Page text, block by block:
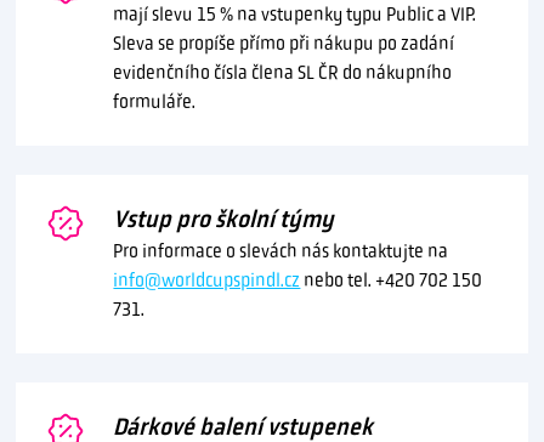
mají slevu 15 % na vstupenky typu Public a VIP.
Sleva se propíše přímo při nákupu po zadání
evidenčního čísla člena SL ČR do nákupního
formuláře.
Vstup pro školní týmy
Pro informace o slevách nás kontaktujte na
info@worldcupspindl.cz nebo tel. +420 702 150
731.
Dárkové balení vstupenek